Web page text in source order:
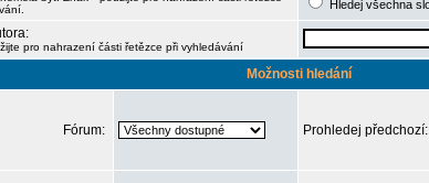
Hledej všechna
pro nahrazení části řetězce při vyhledávání
Možnosti hledání
Fórum: Prohledej předchozí: